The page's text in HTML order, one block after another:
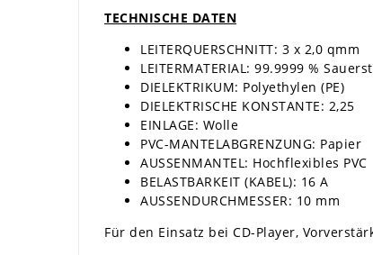
TECHNISCHE DATEN
LEITERQUERSCHNITT: 3 x 2,0 qmm
LEITERMATERIAL: 99.9999 %
DIELEKTRIKUM: Polyethylen (PE)
DIELEKTRISCHE KONSTANTE: 2,25
EINLAGE: Wolle
PVC-MANTELABGRENZUNG: Papier
AUSSENMANTEL: Hochflexibles PVC
BELASTBARKEIT (KABEL): 16 A
AUSSENDURCHMESSER: 10 mm
Für den Einsatz bei CD-Player,